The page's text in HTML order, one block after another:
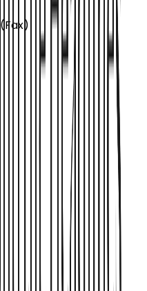
(Fax)